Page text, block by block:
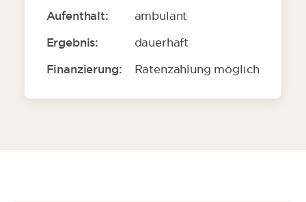
Aufenthalt:
ambulant
Ergebnis:
dauerhaft
Finanzierung:
Ratenzahlung möglich